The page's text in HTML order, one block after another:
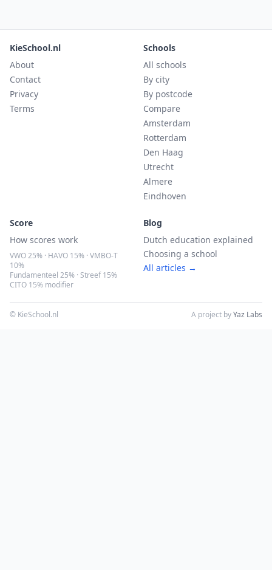
KieSchool.nl
About
Contact
Privacy
Terms
Schools
All schools
By city
By postcode
Compare
Amsterdam
Rotterdam
Den Haag
Utrecht
Almere
Eindhoven
Score
How scores work
VWO 25% · HAVO 15% · VMBO-T
10%
Fundamenteel 25% · Streef 15%
CITO 15% modifier
Blog
Dutch education explained
Choosing a school
All articles →
© KieSchool.nl A project byYaz Labs